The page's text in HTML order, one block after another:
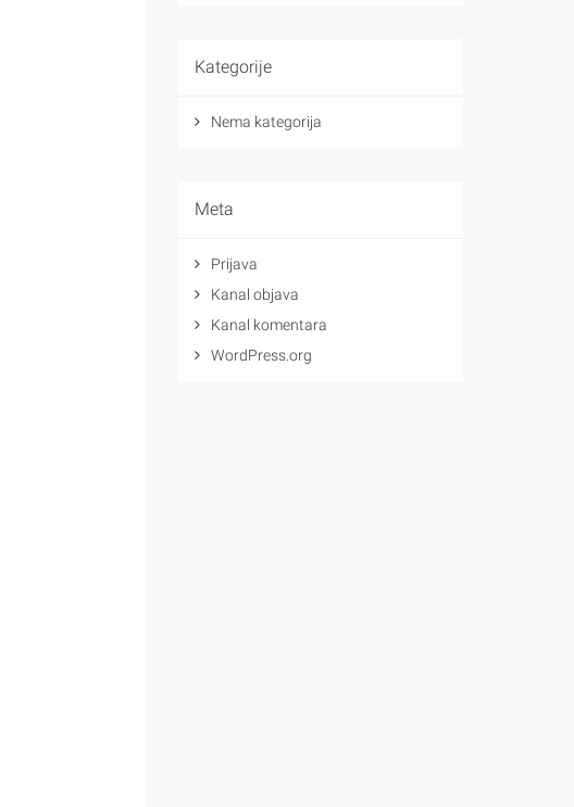
Kategorije
Nema kategorija
Meta
Prijava
Kanal objava
Kanal komentara
WordPress.org